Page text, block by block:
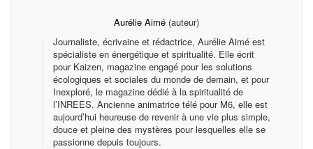
Aurélie Aimé (auteur)
Journaliste, écrivaine et rédactrice, Aurélie Aimé est
spécialiste en énergétique et spiritualité. Elle écrit
pour Kaizen, magazine engagé pour les solutions
écologiques et sociales du monde de demain, et pour
Inexploré, le magazine dédié à la spiritualité de
l’INREES. Ancienne animatrice télé pour M6, elle est
aujourd’hui heureuse de revenir à une vie plus simple,
douce et pleine des mystères pour lesquelles elle se
passionne depuis toujours.